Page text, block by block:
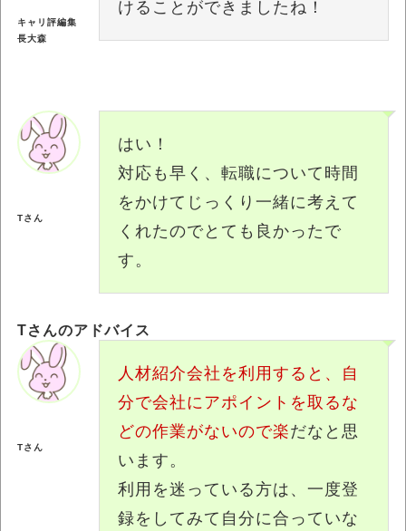
キャリ評編集
長大森
けることができましたね！
はい！
対応も早く、転職について時間
をかけてじっくり一緒に考えて
くれたのでとても良かったで
す。
Tさん
Tさんのアドバイス
人材紹介会社を利用すると、自
分で会社にアポイントを取るな
どの作業がないので楽だなと思
います。
利用を迷っている方は、一度登
録をしてみて自分に合っていな
Tさん